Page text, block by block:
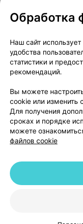
О
Размещение
Способы
© 2026 ООО «Артокс Лаб»,
Обработка
Наш сайт
удобства
статистики и
рекомендаций.
Вы можете
cookie или изменить
Для получения
сроках и порядке
можете
файлов cookie